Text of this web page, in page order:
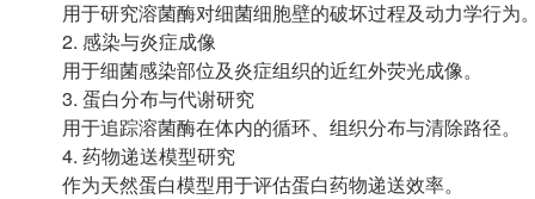
用于研究溶菌酶对细菌细胞壁的破坏过程及动力学行为。
2. 感染与炎症成像
用于细菌感染部位及炎症组织的近红外荧光成像。
3. 蛋白分布与代谢研究
用于追踪溶菌酶在体内的循环、组织分布与清除路径。
4. 药物递送模型研究
作为天然蛋白模型用于评估蛋白药物递送效率。